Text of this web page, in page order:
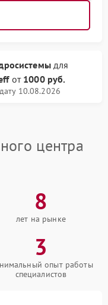
для
от 1000 руб.
10.08.2026
центра
8
лет на рынке
3
опыт работы
специалистов